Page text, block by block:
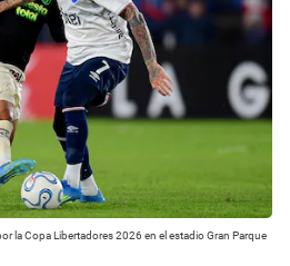
la Copa Libertadores 2026 en el estadio Gran Parque